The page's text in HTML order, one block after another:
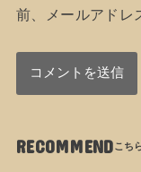
前、メールアドレ
RECOMMEND